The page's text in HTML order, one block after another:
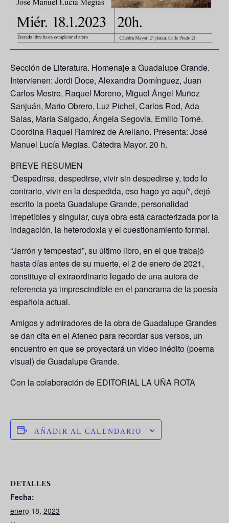
Sección de Literatura. Homenaje a Guadalupe Grande.
Intervienen: Jordi Doce, Alexandra Domínguez, Juan
Carlos Mestre, Raquel Moreno, Miguel Ángel Muñoz
Sanjuán, Mario Obrero, Luz Pichel, Carlos Rod, Ada
Salas, María Salgado, Ángela Segovia, Emilio Torné.
Coordina Raquel Ramírez de Arellano. Presenta: José
Manuel Lucía Megías. Cátedra Mayor. 20 h.
BREVE RESUMEN
“Despedirse, despedirse, vivir sin despedirse y, todo lo
contrario, vivir en la despedida, eso hago yo aquí”, dejó
escrito la poeta Guadalupe Grande, personalidad
irrepetibles y singular, cuya obra está caracterizada por la
indagación, la heterodoxia y el cuestionamiento formal.
“Jarrón y tempestad”, su último libro, en el que trabajó
hasta días antes de su muerte, el 2 de enero de 2021,
constituye el extraordinario legado de una autora de
referencia ya imprescindible en el panorama de la poesía
española actual.
Amigos y admiradores de la obra de Guadalupe Grandes
se dan cita en el Ateneo para recordar sus versos, un
encuentro en que se proyectará un video inédito (poema
visual) de Guadalupe Grande.
Con la colaboración de EDITORIAL LA UÑA ROTA
AÑADIR AL CALENDARIO
DETALLES
Fecha:
enero 18, 2023